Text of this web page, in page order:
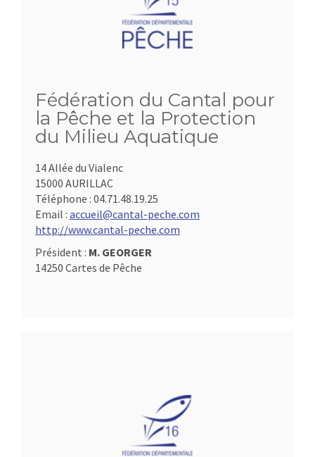
Fédération du Cantal pour
la Pêche et la Protection
du Milieu Aquatique
14 Allée du Vialenc
15000 AURILLAC
Téléphone : 04.71.48.19.25
Email : accueil@cantal-peche.com
http://www.cantal-peche.com
Président : M. GEORGER
14250 Cartes de Pêche